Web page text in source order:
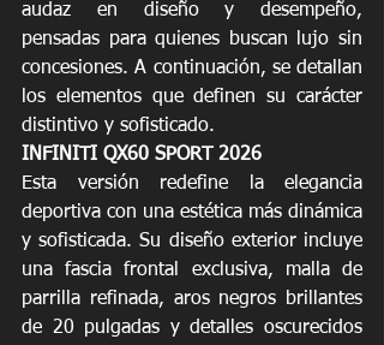
audaz en diseño y desempeño,
pensadas para quienes buscan lujo sin
concesiones. A continuación, se detallan
los elementos que definen su carácter
distintivo y sofisticado.
INFINITI QX60 SPORT 2026
Esta versión redefine la elegancia
deportiva con una estética más dinámica
y sofisticada. Su diseño exterior incluye
una fascia frontal exclusiva, malla de
parrilla refinada, aros negros brillantes
de 20 pulgadas y detalles oscurecidos